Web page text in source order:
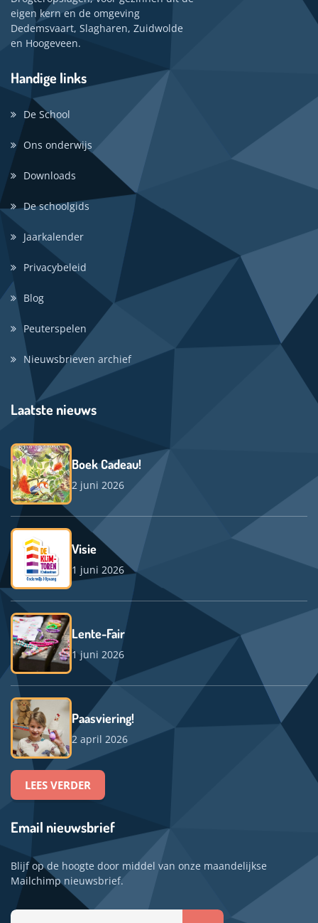
eigen kern en de omgeving
Dedemsvaart, Slagharen, Zuidwolde
en Hoogeveen.
Handige links
De School
Ons onderwijs
Downloads
De schoolgids
Jaarkalender
Privacybeleid
Blog
Peuterspelen
Nieuwsbrieven archief
Laatste nieuws
Boek Cadeau!
2 juni 2026
Visie
1 juni 2026
Lente-Fair
1 juni 2026
Paasviering!
2 april 2026
LEES VERDER
Email nieuwsbrief
Blijf op de hoogte door middel van onze maandelijkse
Mailchimp nieuwsbrief.
Uw